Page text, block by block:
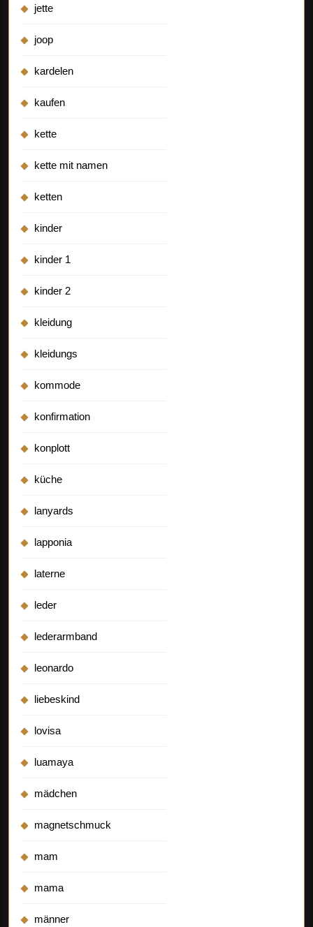
jette
joop
kardelen
kaufen
kette
kette mit namen
ketten
kinder
kinder 1
kinder 2
kleidung
kleidungs
kommode
konfirmation
konplott
küche
lanyards
lapponia
laterne
leder
lederarmband
leonardo
liebeskind
lovisa
luamaya
mädchen
magnetschmuck
mam
mama
männer